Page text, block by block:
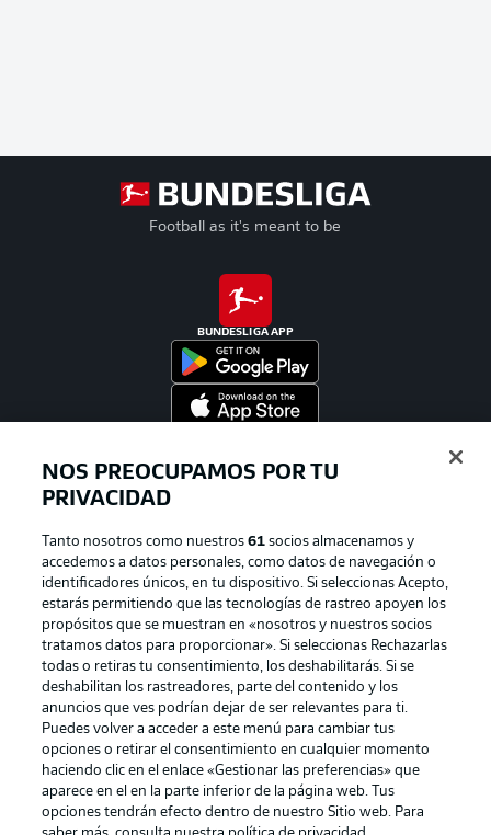
Football as it's meant to be
BUNDESLIGA APP
Publicidad Aviso legal
Gestionar las preferencias Declaracion de privacidad
Canales Trabajos
Jugadores Condiciones de uso
NOS PREOCUPAMOS POR TU
PRIVACIDAD
Tanto nosotros como nuestros61 socios almacenamos y
accedemos a datos personales, como datos de navegación o
identificadores únicos, en tu dispositivo. Si seleccionas Acepto,
estarás permitiendo que las tecnologías de rastreo apoyen los
propósitos que se muestran en «nosotros y nuestros socios
tratamos datos para proporcionar». Si seleccionas Rechazarlas
todas o retiras tu consentimiento, los deshabilitarás. Si se
deshabilitan los rastreadores, parte del contenido y los
anuncios que ves podrían dejar de ser relevantes para ti.
Puedes volver a acceder a este menú para cambiar tus
opciones o retirar el consentimiento en cualquier momento
haciendo clic en el enlace «Gestionar las preferencias» que
aparece en el en la parte inferior de la página web. Tus
opciones tendrán efecto dentro de nuestro Sitio web. Para